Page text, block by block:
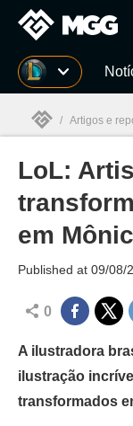
Millenium
Millenium
/ Artigos e
LoL:
em
Published at 09/08/
0
A ilustradora
ilustração
transformados